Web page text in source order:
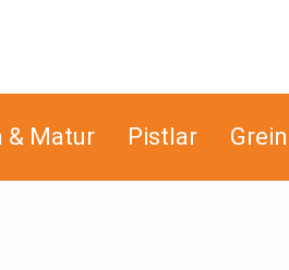
& Matur Pistlar